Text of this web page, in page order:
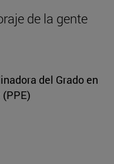
de la gente
del Grado en